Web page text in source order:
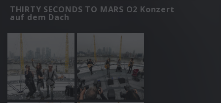
THIRTY SECONDS TO MARS O2 Konzert
auf dem Dach